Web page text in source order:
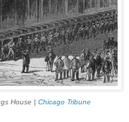
House | Chicago Tribune